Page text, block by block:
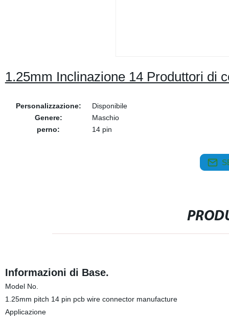
1.25mm Inclinazione 14 Produttori di
Personalizzazione:
Disponibile
Genere:
Maschio
perno:
14 pin
Informazioni di Base.
Model No.
1.25mm pitch 14 pin pcb wire connector manufacture
Applicazione